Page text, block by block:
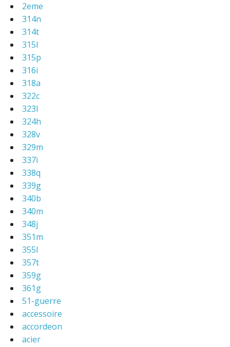
2eme
314n
314t
315l
315p
316i
318a
322c
323l
324h
328v
329m
337i
338q
339g
340b
340m
348j
351m
355l
357t
359g
361g
51-guerre
accessoire
accordeon
acier